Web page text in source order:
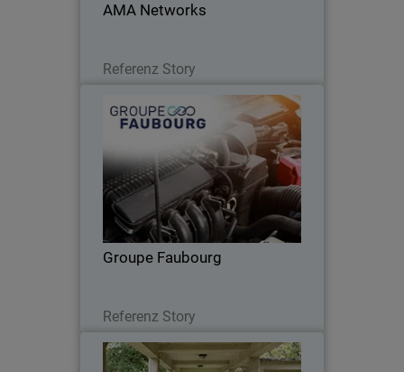
AMA Networks
Referenz Story
Groupe Faubourg
Referenz Story
Groupe Faubourg
Unified cybersecurity and 24/7
monitoring: the Faubourg Group trusts
WatchGuard.
The Orders of St John Care Trust